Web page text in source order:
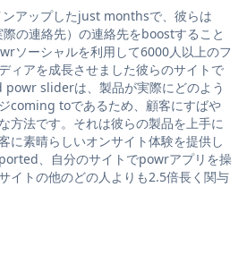
アップしたjust monthsで、彼らは
の連絡先）の連絡先をboostすること
ソーシャルを利用して6000人以上のフ
ィアを成長させました彼らのサイトで
powr sliderは、製品が実際にどのよう
coming toであるため、顧客にすばや
方法です。それは彼らの製品を上手に
に素晴らしいオンサイト体験を提供し
、自分のサイトでpowrアプリを操
イトの他のどの人よりも2.5倍長く関与